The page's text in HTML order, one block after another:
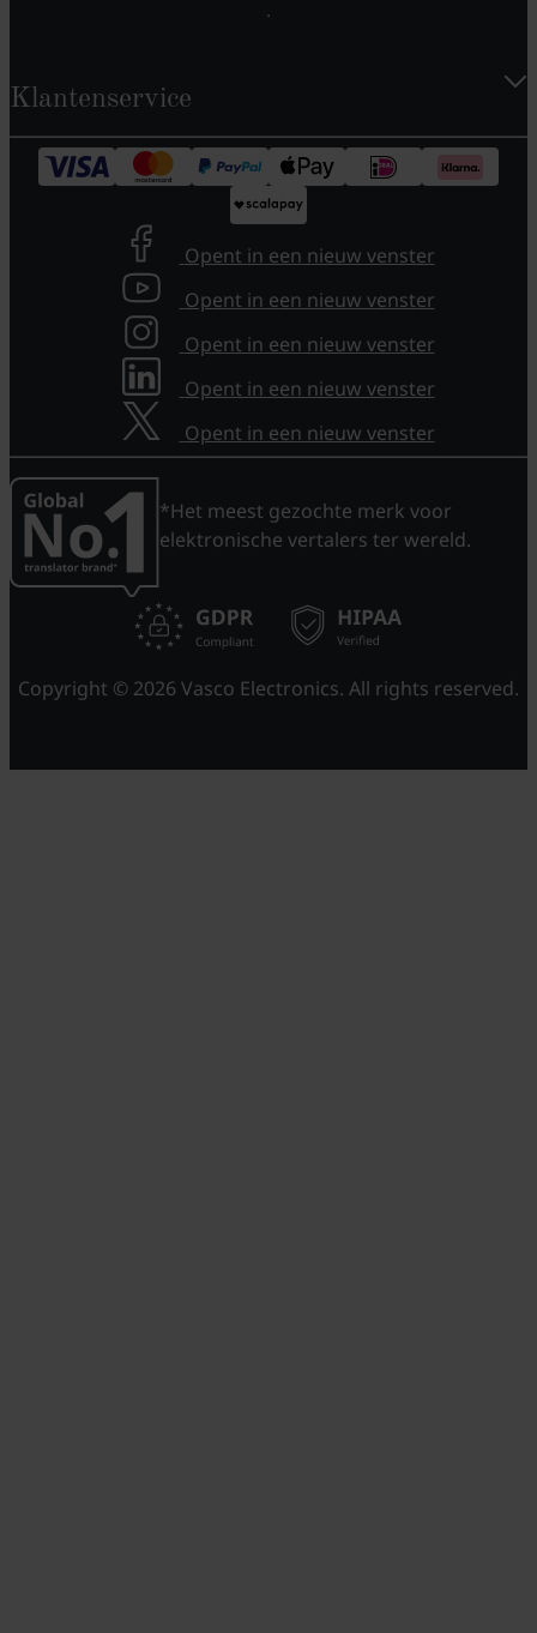
Klantenservice
Opent in een nieuw venster
Opent in een nieuw venster
Opent in een nieuw venster
Opent in een nieuw venster
Opent in een nieuw venster
*Het meest gezochte merk voor
elektronische vertalers ter wereld.
Copyright © 2026 Vasco Electronics. All rights reserved.